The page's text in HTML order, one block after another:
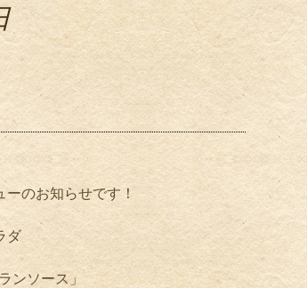
ーのお知らせです！
ダ
ンソース」